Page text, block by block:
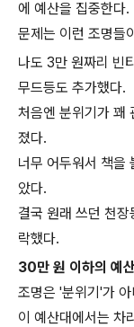
에 예산을 집중한다.
문제는 이런 조명들이
나도 3만 원짜리 빈
무드등도 추가했다.
처음엔 분위기가 꽤
졌다.
너무 어두워서 책을
았다.
결국 원래 쓰던 천
락했다.
30만 원 이하의 예
조명은 '분위기'가
이 예산대에서는 차